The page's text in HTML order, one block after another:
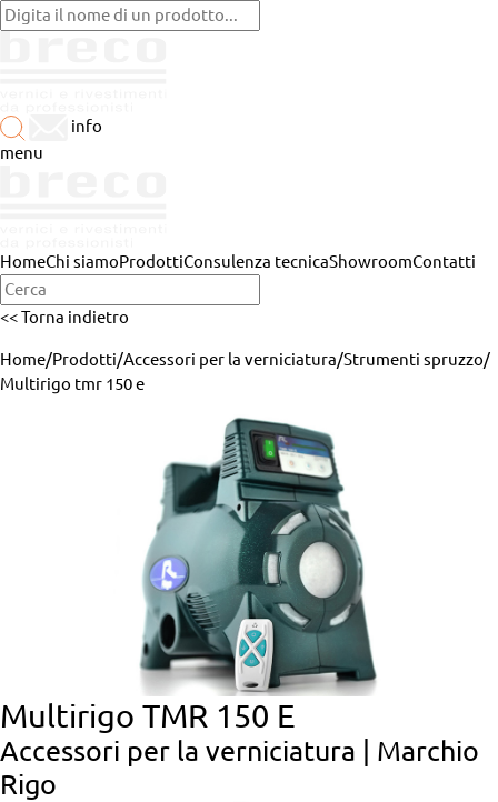
info
menu
HomeChi siamoProdottiConsulenza tecnicaShowroomContatti
<< Torna indietro
Home/Prodotti/Accessori per la verniciatura/Strumenti spruzzo/
Multirigo tmr 150 e
Multirigo TMR 150 E
Accessori per la verniciatura | Marchio
Rigo